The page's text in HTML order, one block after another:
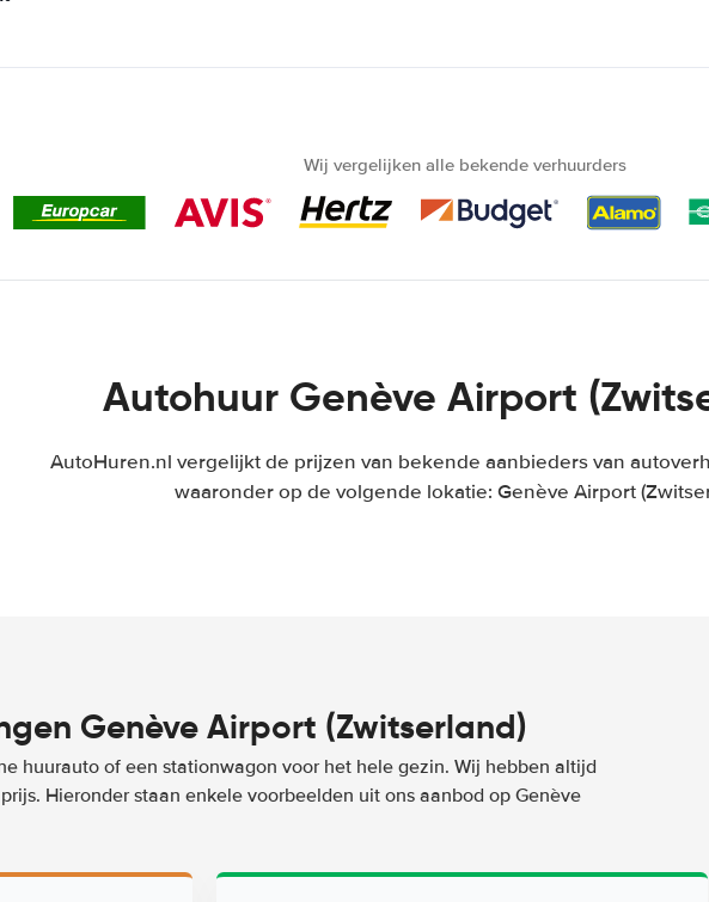
Wij vergelijken alle bekende verhuurders
Autohuur Genève Airport
AutoHuren.nl vergelijkt de prijzen van bekende aanbieders van
waaronder op de volgende lokatie: Genève Airport
Genève Airport (Zwitserland)
huurauto of een stationwagon voor het hele gezin. Wij hebben altijd
Hieronder staan enkele voorbeelden uit ons aanbod op Genève